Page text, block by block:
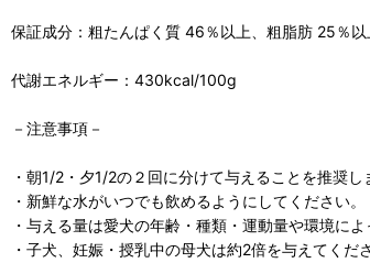
保証成分：粗たんぱく質 46％以上、粗脂肪 25％
代謝エネルギー：430kcal/100g
－注意事項－
・朝1/2・夕1/2の２回に分けて与えることを推奨し
・新鮮な水がいつでも飲めるようにしてください。
・与える量は愛犬の年齢・種類・運動量や環境に
・子犬、妊娠・授乳中の母犬は約2倍を与えてくださ